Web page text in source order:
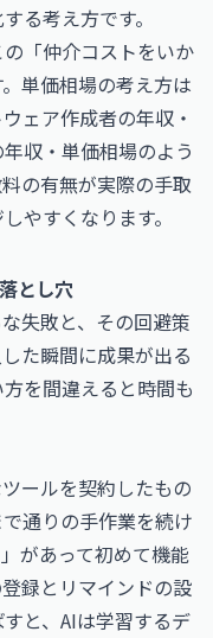
る考え方です。
「仲介コストをいか
単価相場の考え方は
ェア作成者の年収・
収・単価相場のよう
の有無が実際の手取
やすくなります。
とし穴
失敗と、その回避策
た瞬間に成果が出る
を間違えると時間も
ールを契約したもの
通りの手作業を続け
があって初めて機能
録とリマインドの設
と、AIは学習するデ